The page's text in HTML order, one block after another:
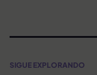
SIGUE EXPLORANDO